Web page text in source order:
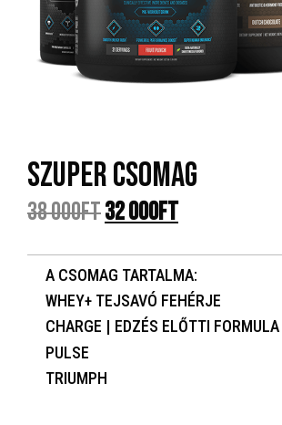
SZUPER CSOMAG
38 000Ft32 000Ft
A CSOMAG TARTALMA:
WHEY+ TEJSAVÓ FEHÉRJE
CHARGE | EDZÉS ELŐTTI FORMULA
PULSE
TRIUMPH